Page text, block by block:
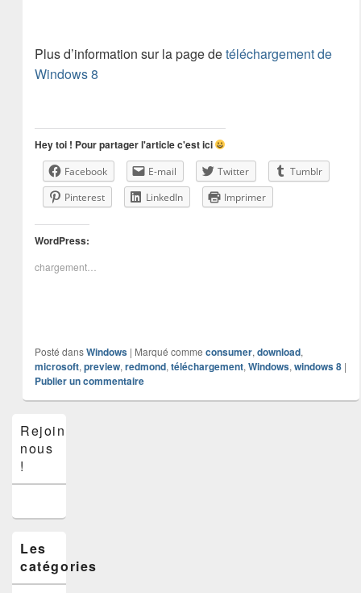
Plus d’information sur la page detéléchargement de
Windows 8
Hey toi ! Pour partager l'article c'est ici
Facebook E-mail Twitter
Tumblr
Pinterest
LinkedIn Imprimer
WordPress:
chargement…
Posté dans Windows | Marqué comme consumer, download,
microsoft, preview, redmond, téléchargement, Windows, windows 8 |
Publier un commentaire
principale
de
widget
latérale
Rejoins-
nous
!
Les
catégories